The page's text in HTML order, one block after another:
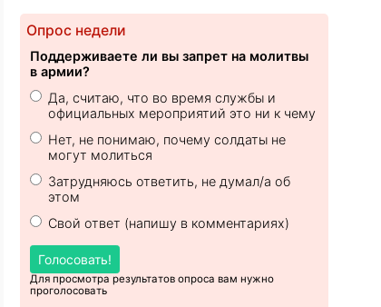
Опрос недели
Поддерживаете ли вы запрет на молитвы
в армии?
Да, считаю, что во время службы и
официальных мероприятий это ни к чему
Нет, не понимаю, почему солдаты не
могут молиться
Затрудняюсь ответить, не думал/а об
этом
Свой ответ (напишу в комментариях)
Голосовать!
Для просмотра результатов опроса вам нужно
проголосовать